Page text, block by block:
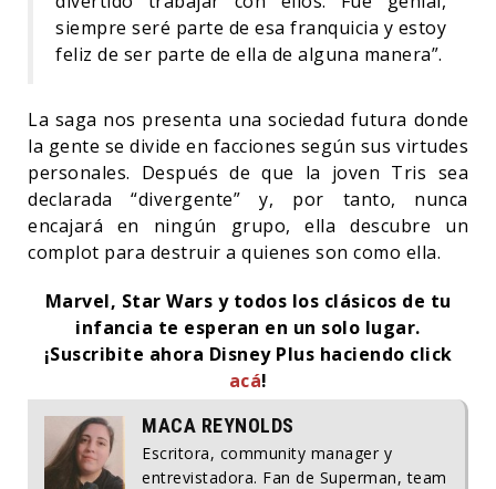
siempre seré parte de esa franquicia y estoy
feliz de ser parte de ella de alguna manera”.
La saga nos presenta una sociedad futura donde
la gente se divide en facciones según sus virtudes
personales. Después de que la joven Tris sea
declarada “divergente” y, por tanto, nunca
encajará en ningún grupo, ella descubre un
complot para destruir a quienes son como ella.
Marvel, Star Wars y todos los clásicos de tu
infancia te esperan en un solo lugar.
¡Suscribite ahora Disney Plus haciendo click
acá!
MACA REYNOLDS
Escritora, community manager y
entrevistadora. Fan de Superman, team